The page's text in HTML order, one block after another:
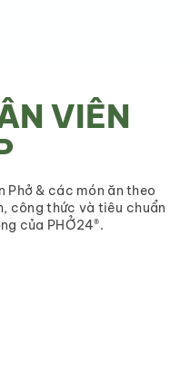
VIÊN
Phở & các món ăn theo
công thức và tiêu chuẩn
của PHỞ24®.